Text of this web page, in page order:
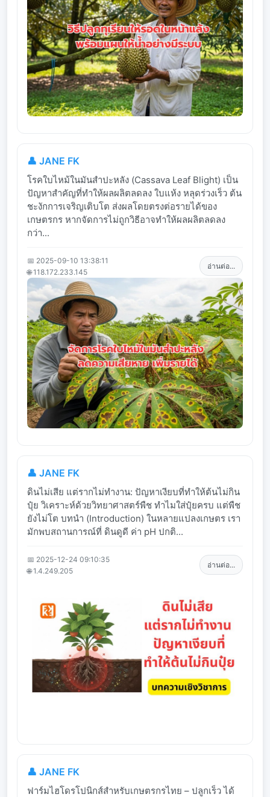
👤 JANE FK
โรคใบไหม้ในมันสำปะหลัง (Cassava Leaf Blight) เป็น
ปัญหาสำคัญที่ทำให้ผลผลิตลดลง ใบแห้ง หลุดร่วงเร็ว ต้น
ชะงักการเจริญเติบโต ส่งผลโดยตรงต่อรายได้ของ
เกษตรกร หากจัดการไม่ถูกวิธีอาจทำให้ผลผลิตลดลง
กว่า...
📅 2025-09-10 13:38:11
🌐 118.172.233.145
อ่านต่อ...
👤 JANE FK
ดินไม่เสีย แต่รากไม่ทำงาน: ปัญหาเงียบที่ทำให้ต้นไม่กิน
ปุ๋ย วิเคราะห์ด้วยวิทยาศาสตร์พืช ทำไมใส่ปุ๋ยครบ แต่พืช
ยังไม่โต บทนำ (Introduction) ในหลายแปลงเกษตร เรา
มักพบสถานการณ์ที่ ดินดูดี ค่า pH ปกติ...
📅 2025-12-24 09:10:35
🌐 1.4.249.205
อ่านต่อ...
👤 JANE FK
ฟาร์มไฮโดรโปนิกส์สำหรับเกษตรกรไทย – ปลูกเร็ว ได้